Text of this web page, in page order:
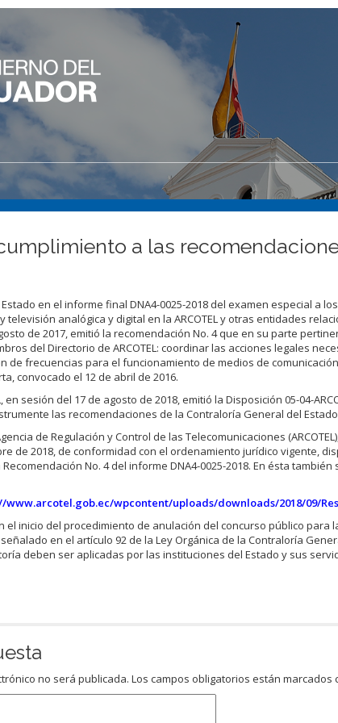
a las
en el informe final DNA4-0025-2018 del examen especial a
televisión analógica y digital en la ARCOTEL y otras entidades
de 2017, emitió la recomendación No. 4 que en su parte
del Directorio de ARCOTEL: coordinar las acciones legales
de frecuencias para el funcionamiento de medios de
convocado el 12 de abril de 2016.
en sesión del 17 de agosto de 2018, emitió la Disposición 05-04-
las recomendaciones de la Contraloría General del
de Regulación y Control de las Telecomunicaciones
de 2018, de conformidad con el ordenamiento jurídico vigente,
No. 4 del informe DNA4-0025-2018. En ésta
www.arcotel.gob.ec/wpcontent/uploads/downloads/2018/09/
el inicio del procedimiento de anulación del concurso público
en el artículo 92 de la Ley Orgánica de la Contraloría
deben ser aplicadas por las instituciones del Estado y sus
no será publicada. Los campos obligatorios están marcados